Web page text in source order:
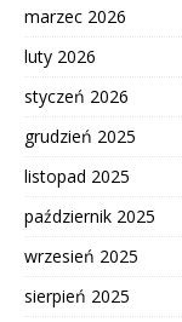
marzec 2026
luty 2026
styczeń 2026
grudzień 2025
listopad 2025
październik 2025
wrzesień 2025
sierpień 2025